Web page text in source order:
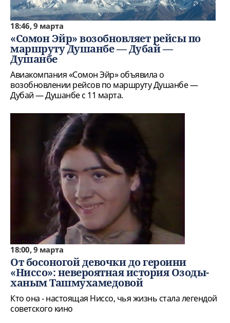
18:46, 9 марта
«Сомон Эйр» возобновляет рейсы по
маршруту Душанбе — Дубай —
Душанбе
Авиакомпания «Сомон Эйр» объявила о
возобновлении рейсов по маршруту Душанбе —
Дубай — Душанбе с 11 марта.
18:00, 9 марта
От босоногой девочки до героини
«Ниссо»: невероятная история Озоды-
ханым Ташмухамедовой
Кто она - настоящая Ниссо, чья жизнь стала легендой
советского кино